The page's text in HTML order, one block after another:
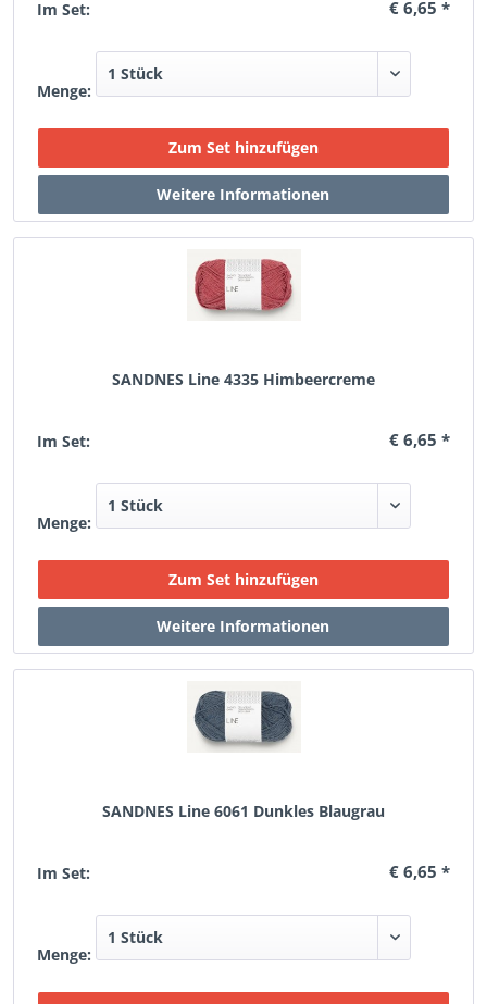
Im Set: € 6,65 *
Menge:
SANDNES Line 4335 Himbeercreme
Im Set: € 6,65 *
Menge:
SANDNES Line 6061 Dunkles Blaugrau
Im Set: € 6,65 *
Menge: